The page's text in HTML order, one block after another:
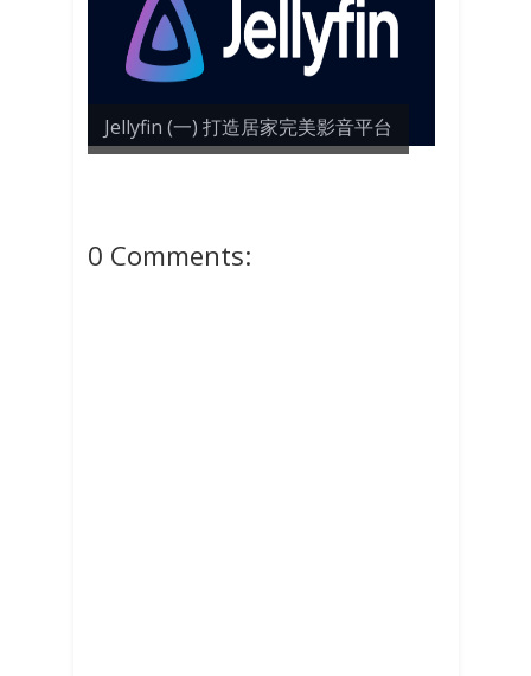
Jellyfin (一) 打造居家完美影音平台
0 Comments: